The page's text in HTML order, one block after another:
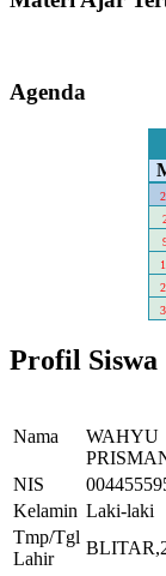
Agenda
Profil Siswa
Nama
WAHYU
NIS
Kelamin Laki-laki
Tmp/Tgl
Lahir